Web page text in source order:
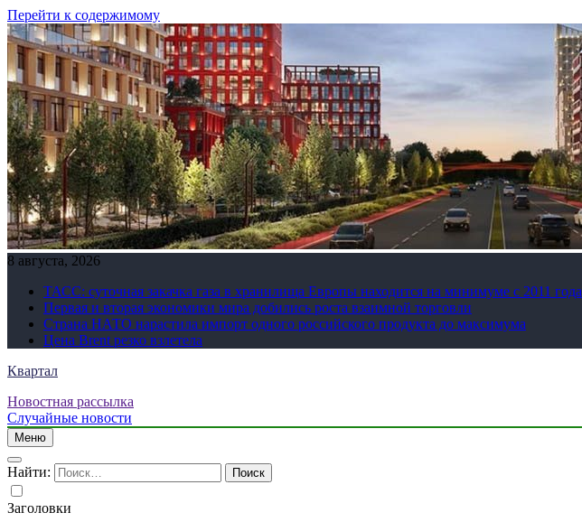
Перейти к содержимому
8 августа, 2026
ТАСС: суточная закачка газа в хранилища Европы находится на минимуме с 2011 года
Первая и вторая экономики мира добились роста взаимной торговли
Страна НАТО нарастила импорт одного российского продукта до максимума
Цена Brent резко взлетела
Квартал
Новостная рассылка
Случайные новости
Меню
Найти:
Заголовки